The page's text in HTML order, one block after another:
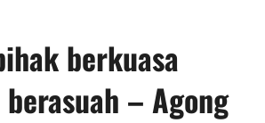
berkuasa
– Agong